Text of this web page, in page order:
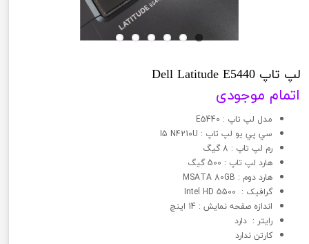
لپ تاپ Dell Latitude E5440
اتمام موجودی
مدل لپ تاپ : E5440
سي پي يو لپ تاپ : I5 N4210U
رم لپ تاپ : 8 گیگ
هارد لپ تاپ : 500 گیگ
هارد دوم : MSATA 80GB
گرافيک : Intel HD 5500
اندازه صفحه نمایش : 14 اینچ
رایتر : دارد
کارتن ندارد